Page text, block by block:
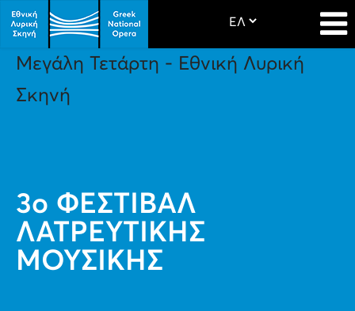
Μεγάλη Τετάρτη - Εθνική Λυρική
Σκηνή
3ο ΦΕΣΤΙΒΑΛ
ΛΑΤΡΕΥΤΙΚΗΣ
ΜΟΥΣΙΚΗΣ